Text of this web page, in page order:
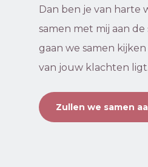
Dan ben je van harte
samen met mij aan de
gaan we samen
van jouw klachten ligt.
Zullen we samen